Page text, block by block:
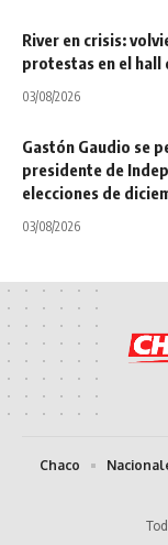
River en crisis:
protestas en el hall
03/08/2026
Gastón Gaudio se
presidente de
elecciones de
03/08/2026
Chaco